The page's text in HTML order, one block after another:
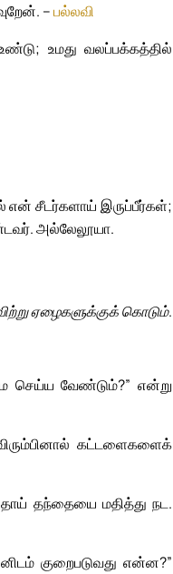
–பல்லவி
உமது வலப்பக்கத்தில்
சீடர்களாய் இருப்பீர்கள்;
அல்லேலூயா.
ஏழைகளுக்குக் கொடும்.
செய்ய வேண்டும்?” என்று
கட்டளைகளைக்
தந்தையை மதித்து நட.
குறைபடுவது என்ன?”